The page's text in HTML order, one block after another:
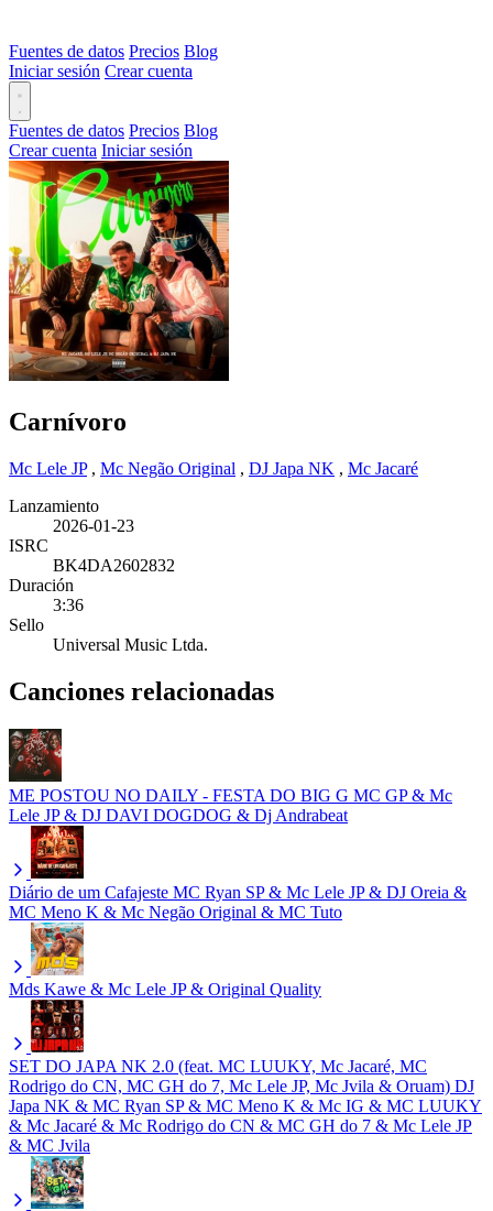
Fuentes de datos Precios Blog
Iniciar sesión Crear cuenta
Fuentes de datos Precios Blog
Crear cuenta Iniciar sesión
Carnívoro
Mc Lele JP, Mc Negão Original , DJ Japa NK , Mc Jacaré
Lanzamiento
2026-01-23
ISRC
BK4DA2602832
Duración
3:36
Sello
Universal Music Ltda.
Canciones relacionadas
ME POSTOU NO DAILY - FESTA DO BIG G MC GP & Mc
Lele JP & DJ DAVI DOGDOG & Dj Andrabeat
Diário de um Cafajeste MC Ryan SP & Mc Lele JP & DJ Oreia &
MC Meno K & Mc Negão Original & MC Tuto
Mds Kawe & Mc Lele JP & Original Quality
SET DO JAPA NK 2.0 (feat. MC LUUKY, Mc Jacaré, MC
Rodrigo do CN, MC GH do 7, Mc Lele JP, Mc Jvila & Oruam) DJ
Japa NK & MC Ryan SP & MC Meno K & Mc IG & MC LUUKY
& Mc Jacaré & Mc Rodrigo do CN & MC GH do 7 & Mc Lele JP
& MC Jvila